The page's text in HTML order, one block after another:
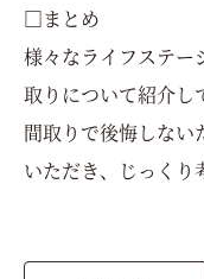
□まとめ
様々なライフステー
取りについて紹介し
間取りで後悔しない
いただき、じっくり